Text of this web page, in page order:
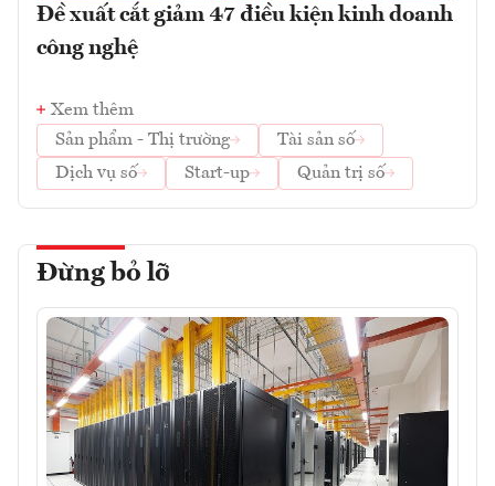
Đề xuất cắt giảm 47 điều kiện kinh doanh
công nghệ
Xem thêm
Sản phẩm - Thị trường
Tài sản số
Dịch vụ số
Start-up Quản trị số
Đừng bỏ lỡ